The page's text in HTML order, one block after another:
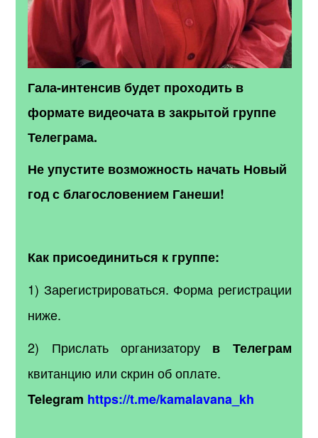
Гала-интенсив будет проходить в
формате видеочата в закрытой группе
Телеграма.
Не упустите возможность начать Новый
год с благословением Ганеши!
Как присоединиться к группе:
1) Зарегистрироваться. Форма регистрации
ниже.
2) Прислать организатору в Телеграм
квитанцию или скрин об оплате.
Telegram https://t.me/kamalavana_kh